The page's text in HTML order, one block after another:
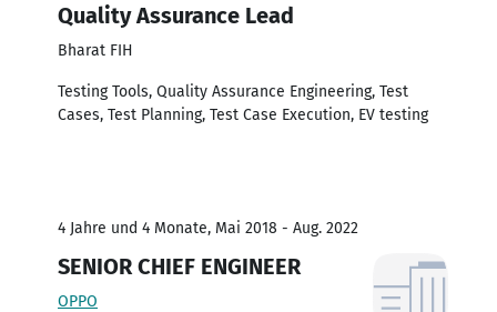
Quality Assurance Lead
Bharat FIH
Testing Tools, Quality Assurance Engineering, Test
Cases, Test Planning, Test Case Execution, EV testing
4 Jahre und 4 Monate, Mai 2018 - Aug. 2022
SENIOR CHIEF ENGINEER
OPPO